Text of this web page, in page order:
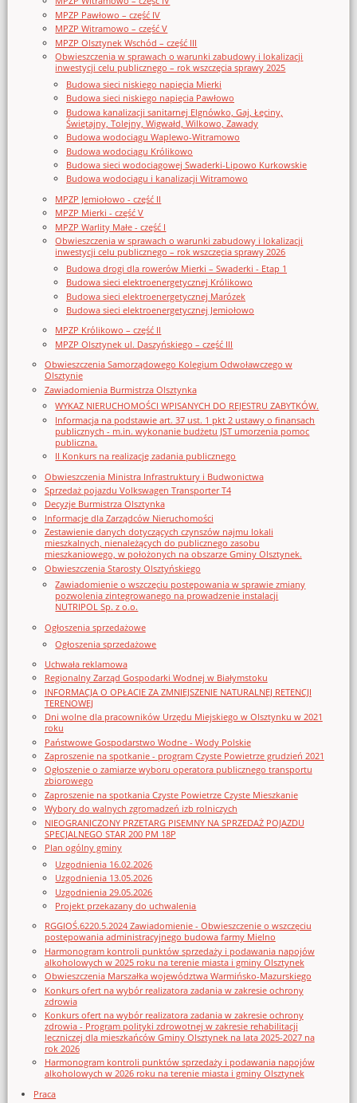
MPZP Pawłowo – część IV
MPZP Witramowo – część V
MPZP Olsztynek Wschód – część III
Obwieszczenia w sprawach o warunki zabudowy i lokalizacji
inwestycji celu publicznego – rok wszczęcia sprawy 2025
Budowa sieci niskiego napięcia Mierki
Budowa sieci niskiego napięcia Pawłowo
Budowa kanalizacji sanitarnej Elgnówko, Gaj, Łęciny,
Świętajny, Tolejny, Wigwałd, Wilkowo, Zawady
Budowa wodociągu Waplewo-Witramowo
Budowa wodociągu Królikowo
Budowa sieci wodociągowej Swaderki-Lipowo Kurkowskie
Budowa wodociągu i kanalizacji Witramowo
MPZP Jemiołowo - część II
MPZP Mierki - część V
MPZP Warlity Małe - część I
Obwieszczenia w sprawach o warunki zabudowy i lokalizacji
inwestycji celu publicznego – rok wszczęcia sprawy 2026
Budowa drogi dla rowerów Mierki – Swaderki - Etap 1
Budowa sieci elektroenergetycznej Królikowo
Budowa sieci elektroenergetycznej Marózek
Budowa sieci elektroenergetycznej Jemiołowo
MPZP Królikowo – część II
MPZP Olsztynek ul. Daszyńskiego – część III
Obwieszczenia Samorządowego Kolegium Odwoławczego w
Olsztynie
Zawiadomienia Burmistrza Olsztynka
WYKAZ NIERUCHOMOŚCI WPISANYCH DO REJESTRU ZABYTKÓW.
Informacja na podstawie art. 37 ust. 1 pkt 2 ustawy o finansach
publicznych - m.in. wykonanie budżetu JST umorzenia pomoc
publiczna.
II Konkurs na realizację zadania publicznego
Obwieszczenia Ministra Infrastruktury i Budwonictwa
Sprzedaż pojazdu Volkswagen Transporter T4
Decyzje Burmistrza Olsztynka
Informacje dla Zarządców Nieruchomości
Zestawienie danych dotyczących czynszów najmu lokali
mieszkalnych, nienależących do publicznego zasobu
mieszkaniowego, w położonych na obszarze Gminy Olsztynek.
Obwieszczenia Starosty Olsztyńskiego
Zawiadomienie o wszczęciu postępowania w sprawie zmiany
pozwolenia zintegrowanego na prowadzenie instalacji
NUTRIPOL Sp. z o.o.
Ogłoszenia sprzedażowe
Ogłoszenia sprzedażowe
Uchwała reklamowa
Regionalny Zarząd Gospodarki Wodnej w Białymstoku
INFORMACJA O OPŁACIE ZA ZMNIEJSZENIE NATURALNEJ RETENCJI
TERENOWEJ
Dni wolne dla pracowników Urzędu Miejskiego w Olsztynku w 2021
roku
Państwowe Gospodarstwo Wodne - Wody Polskie
Zaproszenie na spotkanie - program Czyste Powietrze grudzień 2021
Ogłoszenie o zamiarze wyboru operatora publicznego transportu
zbiorowego
Zaproszenie na spotkania Czyste Powietrze Czyste Mieszkanie
Wybory do walnych zgromadzeń izb rolniczych
NIEOGRANICZONY PRZETARG PISEMNY NA SPRZEDAŻ POJAZDU
SPECJALNEGO STAR 200 PM 18P
Plan ogólny gminy
Uzgodnienia 16.02.2026
Uzgodnienia 13.05.2026
Uzgodnienia 29.05.2026
Projekt przekazany do uchwalenia
RGGIOŚ.6220.5.2024 Zawiadomienie - Obwieszczenie o wszczęciu
postępowania administracyjnego budowa farmy Mielno
Harmonogram kontroli punktów sprzedaży i podawania napojów
alkoholowych w 2025 roku na terenie miasta i gminy Olsztynek
Obwieszczenia Marszałka województwa Warmińsko-Mazurskiego
Konkurs ofert na wybór realizatora zadania w zakresie ochrony
zdrowia
Konkurs ofert na wybór realizatora zadania w zakresie ochrony
zdrowia - Program polityki zdrowotnej w zakresie rehabilitacji
leczniczej dla mieszkańców Gminy Olsztynek na lata 2025-2027 na
rok 2026
Harmonogram kontroli punktów sprzedaży i podawania napojów
alkoholowych w 2026 roku na terenie miasta i gminy Olsztynek
Praca